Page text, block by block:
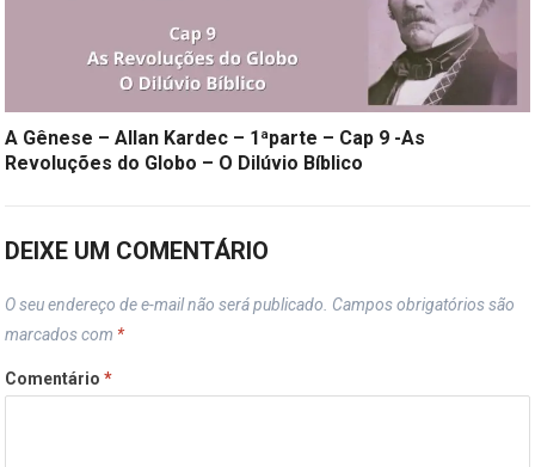
A Gênese – Allan Kardec – 1ªparte – Cap 9 -As
Revoluções do Globo – O Dilúvio Bíblico
DEIXE UM COMENTÁRIO
O seu endereço de e-mail não será publicado. Campos obrigatórios são
marcados com *
Comentário*